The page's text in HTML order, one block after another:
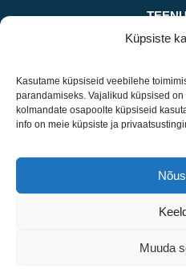
Küpsiste
Kasutame küpsiseid veebilehe
parandamiseks. Vajalikud küpsised
kolmandate osapoolte küpsiseid
info on meie küpsiste ja
Muuda
E-